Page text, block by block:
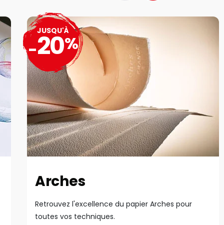
Arches
Retrouvez l'excellence du papier Arches pour
toutes vos techniques.
JUSQU'À
-20%